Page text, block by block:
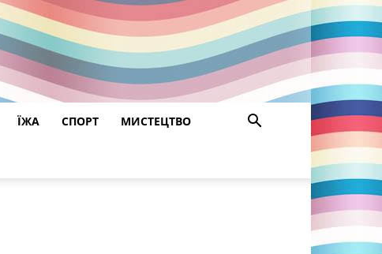
ЇЖА СПОРТ МИСТЕЦТВО